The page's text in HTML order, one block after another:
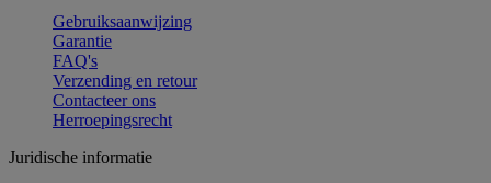
Gebruiksaanwijzing
Garantie
FAQ's
Verzending en retour
Contacteer ons
Herroepingsrecht
Juridische informatie